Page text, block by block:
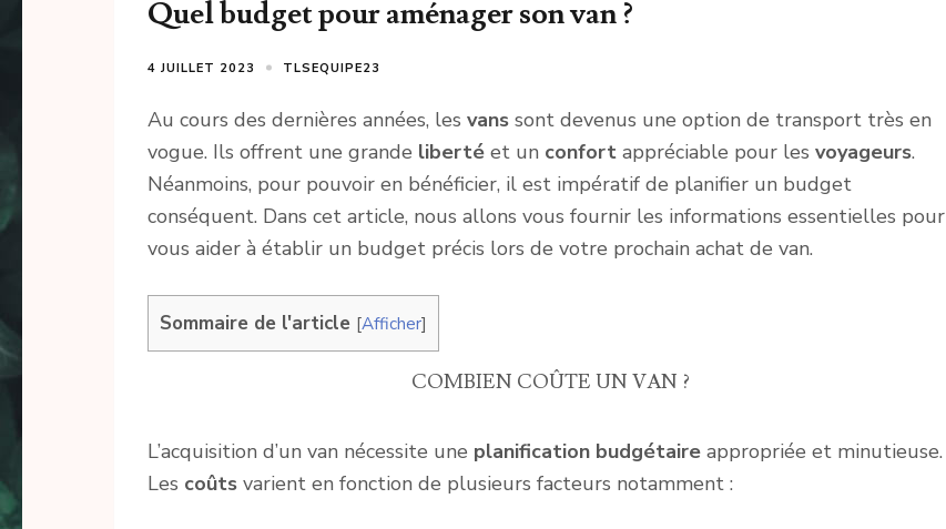
Quel budget pour aménager son van ?
4 JUILLET 2023 TLSEQUIPE23
Au cours des dernières années, les vans sont devenus une option de transport très en
vogue. Ils offrent une grande liberté et un confort appréciable pour les voyageurs.
Néanmoins, pour pouvoir en bénéficier, il est impératif de planifier un budget
conséquent. Dans cet article, nous allons vous fournir les informations essentielles pour
vous aider à établir un budget précis lors de votre prochain achat de van.
Sommaire de l'article [Afficher]
COMBIEN COÛTE UN VAN ?
L’acquisition d’un van nécessite une planification budgétaire appropriée et minutieuse.
Les coûts varient en fonction de plusieurs facteurs notamment :